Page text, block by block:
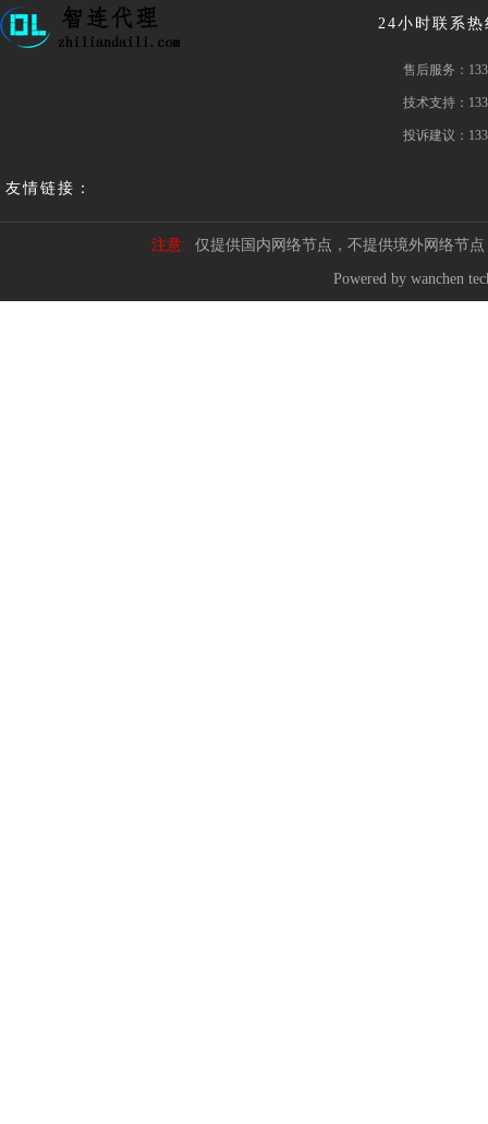
24小时联系
售后服务：
技术支持：
投诉建议：
友情链接：
注意: 仅提供国内网络节点，不提供境外网络节
Powered by wanchen